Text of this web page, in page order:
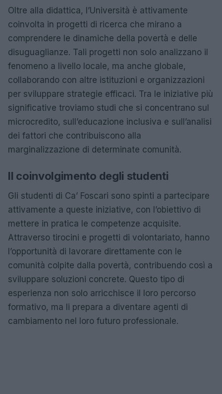
Oltre alla didattica, l’Università è attivamente
coinvolta in progetti di ricerca che mirano a
comprendere le dinamiche della povertà e delle
disuguaglianze. Tali progetti non solo analizzano il
fenomeno a livello locale, ma anche globale,
collaborando con altre istituzioni e organizzazioni
per sviluppare strategie efficaci. Tra le iniziative più
significative troviamo studi che si concentrano sul
microcredito, sull’educazione inclusiva e sull’analisi
dei fattori che contribuiscono alla
marginalizzazione di determinate comunità.
Il coinvolgimento degli studenti
Gli studenti di Ca’ Foscari sono spinti a partecipare
attivamente a queste iniziative, con l’obiettivo di
mettere in pratica le competenze acquisite.
Attraverso tirocini e progetti di volontariato, hanno
l’opportunità di lavorare direttamente con le
comunità colpite dalla povertà, contribuendo così a
sviluppare soluzioni concrete. Questo tipo di
esperienza non solo arricchisce il loro percorso
formativo, ma li prepara a diventare agenti di
cambiamento nel loro futuro professionale.